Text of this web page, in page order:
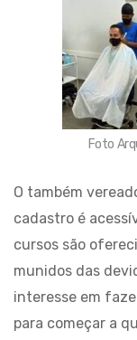
Foto
O também
cadastro é
cursos são
munidos das
interesse em
para começar a